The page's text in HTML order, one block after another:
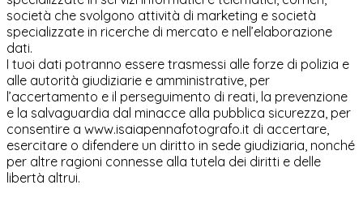
società che svolgono attività di marketing e società
specializzate in ricerche di mercato e nell’elaborazione
dati.
I tuoi dati potranno essere trasmessi alle forze di polizia e
alle autorità giudiziarie e amministrative, per
l’accertamento e il perseguimento di reati, la prevenzione
e la salvaguardia dal minacce alla pubblica sicurezza, per
consentire a www.isaiapennafotografo.it di accertare,
esercitare o difendere un diritto in sede giudiziaria, nonché
per altre ragioni connesse alla tutela dei diritti e delle
libertà altrui.